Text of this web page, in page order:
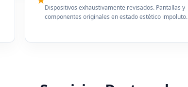
Dispositivos exhaustivamente revisados. Pantallas y
componentes originales en estado estético impoluto.